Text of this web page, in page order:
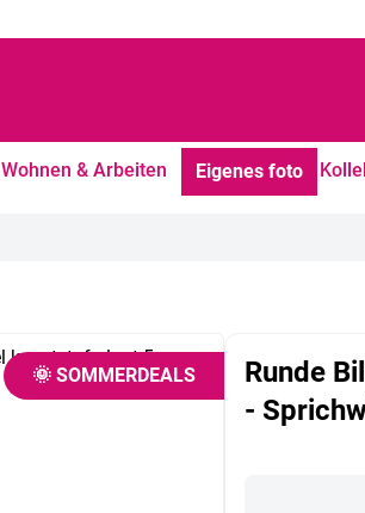
Wohnen & Arbeiten Eigenes foto
🌞 SOMMERDEALS
Runde
-